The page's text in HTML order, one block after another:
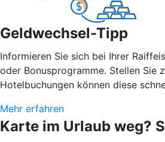
Geldwechsel-Tipp
Informieren Sie sich bei Ihrer
oder Bonusprogramme. Stellen Sie
Hotelbuchungen können diese
Mehr erfahren
Karte im Urlaub weg?